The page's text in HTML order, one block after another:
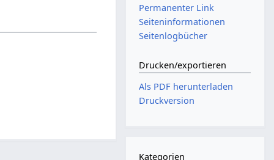
Permanenter Link
Seiten­­informationen
Seitenlogbücher
Drucken/­exportieren
Als PDF herunterladen
Druckversion
Kategorien